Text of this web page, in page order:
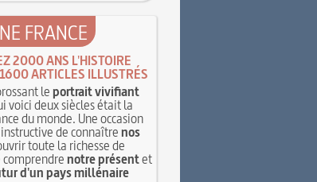
FRANCE
2000 ANS L'HISTOIRE
ARTICLES ILLUSTRÉS
leportrait vivifiant
voici deux siècles était la
du monde. Une occasion
de connaîtrenos
toute la richesse de
comprendrenotre présentet
d'un pays millénaire